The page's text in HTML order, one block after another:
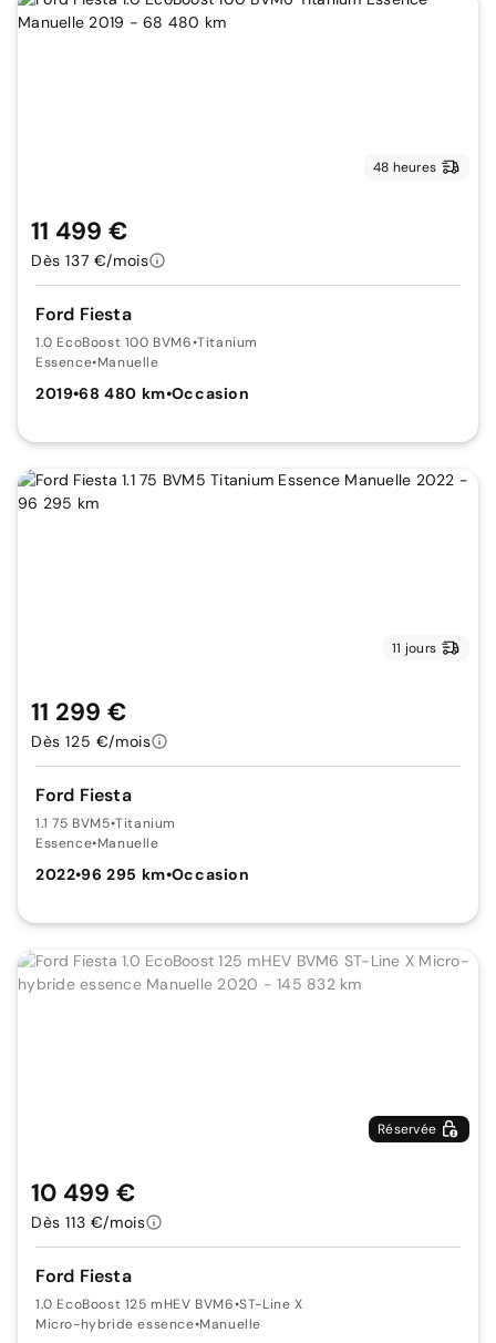
48 heures
Ford Fiesta
1.0 EcoBoost 100 BVM6•Titanium
Essence•Manuelle
2019•68 480 km•Occasion
11 499 €
Dès 137 €/mois
11 jours
Ford Fiesta
1.1 75 BVM5•Titanium
Essence•Manuelle
2022•96 295 km•Occasion
11 299 €
Dès 125 €/mois
Réservée
Ford Fiesta
1.0 EcoBoost 125 mHEV BVM6•ST-Line X
Micro-hybride essence•Manuelle
10 499 €
Dès 113 €/mois